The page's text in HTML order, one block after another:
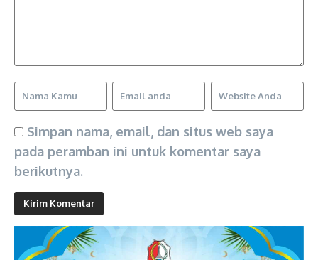
Simpan nama, email, dan situs web saya
pada peramban ini untuk komentar saya
berikutnya.